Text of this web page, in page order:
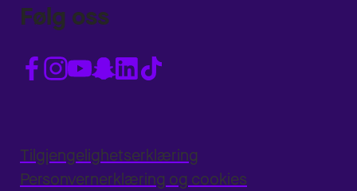
Følg oss
Tilgjengelighetserklæring
Personvernerklæring og cookies